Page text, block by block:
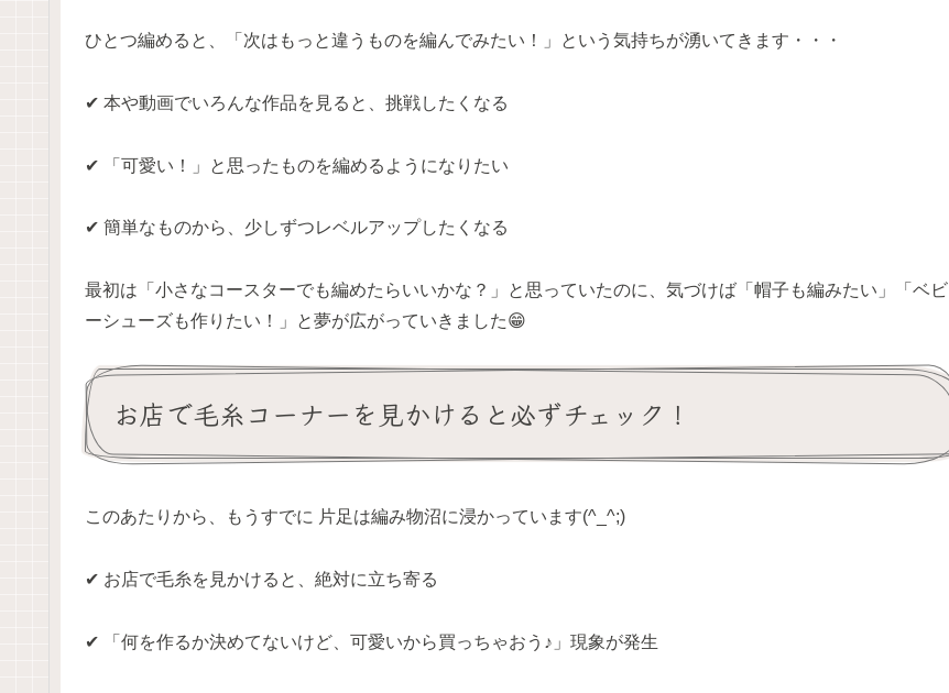
ひとつ編めると、「次はもっと違うものを編んでみたい！」という気持ちが湧いてきます・・・
✔ 本や動画でいろんな作品を見ると、挑戦したくなる
✔ 「可愛い！」と思ったものを編めるようになりたい
✔ 簡単なものから、少しずつレベルアップしたくなる
最初は「小さなコースターでも編めたらいいかな？」と思っていたのに、気づけば「帽子も編みたい」「ベビ
ーシューズも作りたい！」と夢が広がっていきました😁
お店で毛糸コーナーを見かけると必ずチェック！
このあたりから、もうすでに 片足は編み物沼に浸かっています(^_^;)
✔ お店で毛糸を見かけると、絶対に立ち寄る
✔ 「何を作るか決めてないけど、可愛いから買っちゃおう♪」現象が発生